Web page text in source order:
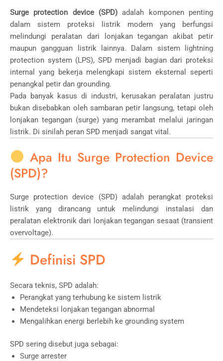
Surge protection device (SPD) adalah komponen penting
dalam sistem proteksi listrik modern yang berfungsi
melindungi peralatan dari lonjakan tegangan akibat petir
maupun gangguan listrik lainnya. Dalam sistem lightning
protection system (LPS), SPD menjadi bagian dari proteksi
internal yang bekerja melengkapi sistem eksternal seperti
penangkal petir dan grounding.
Pada banyak kasus di industri, kerusakan peralatan justru
bukan disebabkan oleh sambaran petir langsung, tetapi oleh
lonjakan tegangan (surge) yang merambat melalui jaringan
listrik. Di sinilah peran SPD menjadi sangat vital.
Apa Itu Surge Protection Device
(SPD)?
Surge protection device (SPD) adalah perangkat proteksi
listrik yang dirancang untuk melindungi instalasi dan
peralatan elektronik dari lonjakan tegangan sesaat (transient
overvoltage).
Definisi SPD
Secara teknis, SPD adalah:
Perangkat yang terhubung ke sistem listrik
Mendeteksi lonjakan tegangan abnormal
Mengalihkan energi berlebih ke grounding system
SPD sering disebut juga sebagai:
Surge arrester